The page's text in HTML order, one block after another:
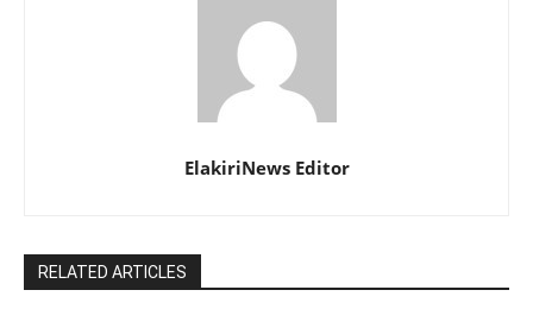
ElakiriNews Editor
RELATED ARTICLES